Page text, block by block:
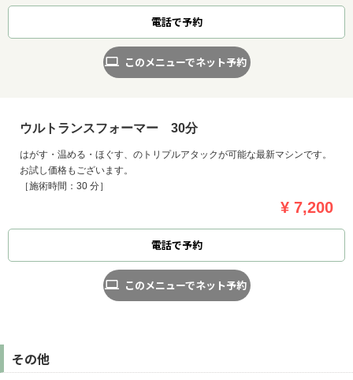
電話で予約
このメニューでネット予約
ウルトランスフォーマー 30分
はがす・温める・ほぐす、のトリプルアタックが可能な最新マシンです。
お試し価格もございます。
［施術時間：30 分］
¥ 7,200
電話で予約
このメニューでネット予約
その他